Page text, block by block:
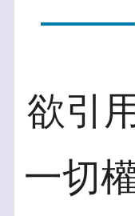
欲引
一切